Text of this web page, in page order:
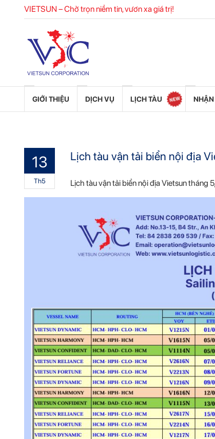
VIETSUN – Chở trọn niềm tin, vươn xa giá trị!
GIỚI THIỆU DỊCH VỤ LỊCH TÀU NHẬN
13
Th5
Lịch tàu vận tải biển nội địa
Lịch tàu vận tải biển nội địa Vietsun